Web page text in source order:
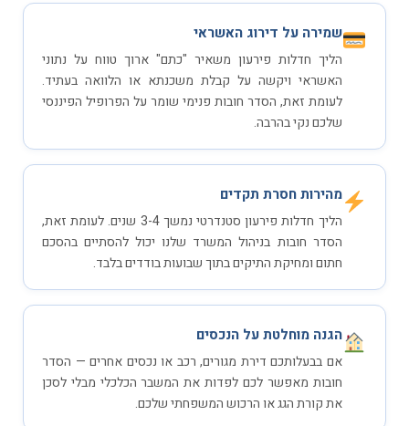
שמירה על דירוג האשראי
הליך חדלות פירעון משאיר "כתם" ארוך טווח על נתוני
האשראי ויקשה על קבלת משכנתא או הלוואה בעתיד.
לעומת זאת, הסדר חובות פנימי שומר על הפרופיל הפיננסי
שלכם נקי בהרבה.
מהירות חסרת תקדים
הליך חדלות פירעון סטנדרטי נמשך 3-4 שנים. לעומת זאת,
הסדר חובות בניהול המשרד שלנו יכול להסתיים בהסכם
חתום ומחיקת התיקים בתוך שבועות בודדים בלבד.
הגנה מוחלטת על הנכסים
אם בבעלותכם דירת מגורים, רכב או נכסים אחרים — הסדר
חובות מאפשר לכם לפדות את המשבר הכלכלי מבלי לסכן
את קורת הגג או הרכוש המשפחתי שלכם.